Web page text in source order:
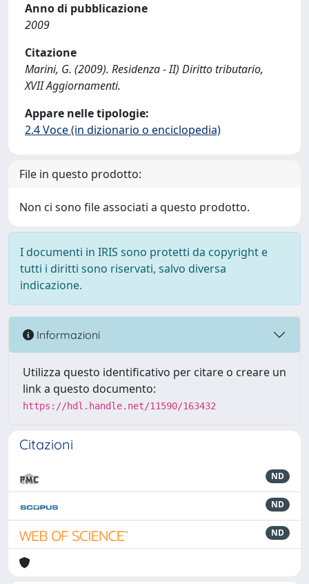
Anno di pubblicazione
2009
Citazione
Marini, G. (2009). Residenza - II) Diritto tributario,
XVII Aggiornamenti.
Appare nelle tipologie:
2.4 Voce (in dizionario o enciclopedia)
File in questo prodotto:
Non ci sono file associati a questo prodotto.
I documenti in IRIS sono protetti da copyright e
tutti i diritti sono riservati, salvo diversa
indicazione.
Informazioni
Utilizza questo identificativo per citare o creare un
link a questo documento:
https://hdl.handle.net/11590/163432
Citazioni
ND
ND
ND